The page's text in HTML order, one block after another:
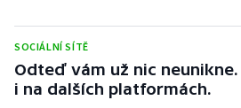
Veslování
SOCIÁLNÍ SÍTĚ
Odteď vám už nic
i na dalších platformách.